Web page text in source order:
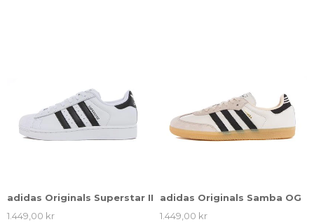
adidas Originals Superstar II
1.449,00 kr
adidas Originals Samba OG
1.449,00 kr